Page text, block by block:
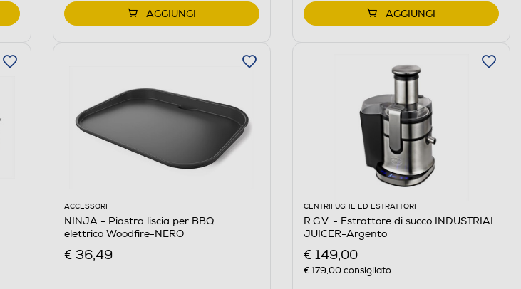
AGGIUNGI AGGIUNGI
ACCESSORI
NINJA - Piastra liscia per BBQ
elettrico Woodfire-NERO
€ 36,49
CENTRIFUGHE ED ESTRATTORI
R.G.V. - Estrattore di succo INDUSTRIAL
JUICER-Argento
€ 149,00
€ 179,00consigliato